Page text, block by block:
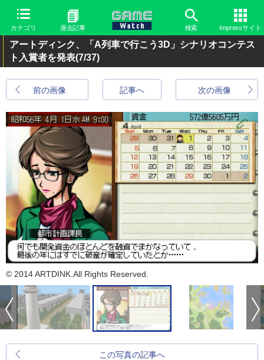
カテゴリ 過去記事 検索 Impressサイト
アートディンク、「A列車で行こう3D」シナリオコンテス
ト入賞者を発表(7/37)
前の画像 次の画像
記事へ
© 2014 ARTDINK.All Rights Reserved.
この写真の記事へ